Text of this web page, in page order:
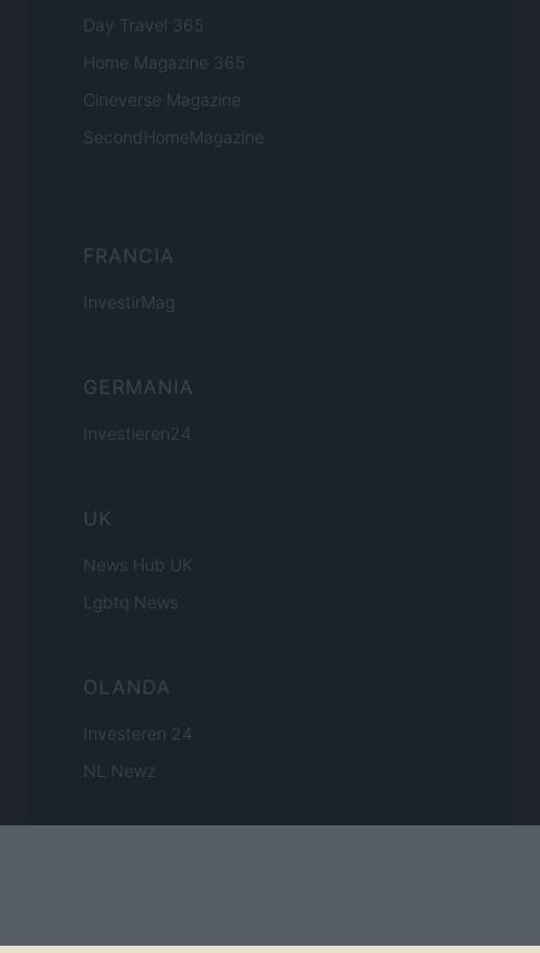
Day Travel 365
Home Magazine 365
Cineverse Magazine
SecondHomeMagazine
FRANCIA
InvestirMag
GERMANIA
Investieren24
UK
News Hub UK
Lgbtq News
OLANDA
Investeren 24
NL Newz